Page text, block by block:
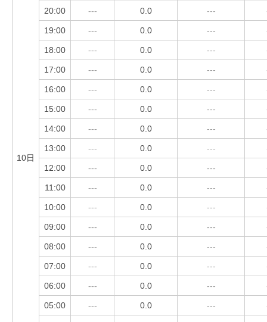
10日
20:00 --- 0.0 ---
19:00 --- 0.0 ---
18:00 --- 0.0 ---
17:00 --- 0.0 ---
16:00 --- 0.0 ---
15:00 --- 0.0 ---
14:00 --- 0.0 ---
13:00 --- 0.0 ---
12:00 --- 0.0 ---
11:00 --- 0.0 ---
10:00 --- 0.0 ---
09:00 --- 0.0 ---
08:00 --- 0.0 ---
07:00 --- 0.0 ---
06:00 --- 0.0 ---
05:00 --- 0.0 ---